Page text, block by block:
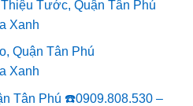
Tước, Quận Tân Phú
Xanh
Quận Tân Phú
Xanh
Tân Phú ☎️0909.808.530 –